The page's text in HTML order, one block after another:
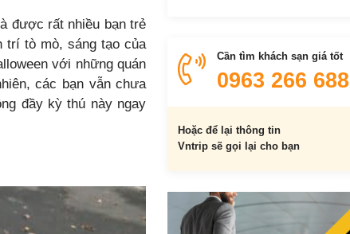
được rất nhiều bạn trẻ
trí tò mò, sáng tạo của
với những quán
các bạn vẫn chưa
đầy kỳ thú này ngay
Cần tìm khách sạn giá tốt
0963 266 688
Hoặc để lại thông tin
Vntrip sẽ gọi lại cho bạn